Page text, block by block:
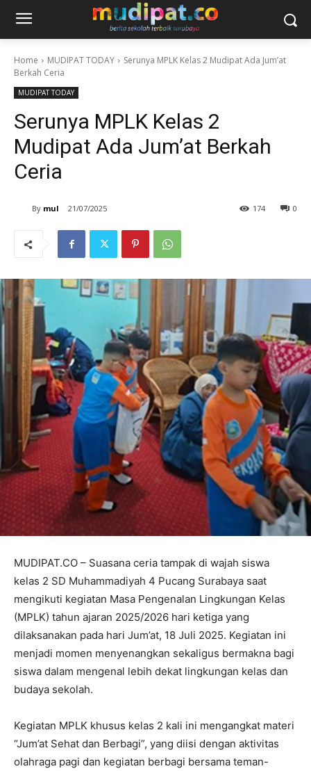
Home MUDIPAT TODAY
Serunya MPLK Kelas 2 Mudipat Ada Jum’at
Berkah Ceria
MUDIPAT TODAY
Serunya MPLK Kelas 2
Mudipat Ada Jum’at Berkah
Ceria
By mul 21/07/2025 0
174
MUDIPAT.CO – Suasana ceria tampak di wajah siswa
kelas 2 SD Muhammadiyah 4 Pucang Surabaya saat
mengikuti kegiatan Masa Pengenalan Lingkungan Kelas
(MPLK) tahun ajaran 2025/2026 hari ketiga yang
dilaksanakan pada hari Jum’at, 18 Juli 2025. Kegiatan ini
menjadi momen menyenangkan sekaligus bermakna bagi
siswa dalam mengenal lebih dekat lingkungan kelas dan
budaya sekolah.
Kegiatan MPLK khusus kelas 2 kali ini mengangkat materi
“Jum’at Sehat dan Berbagi”, yang diisi dengan aktivitas
olahraga pagi dan kegiatan berbagi bersama teman-